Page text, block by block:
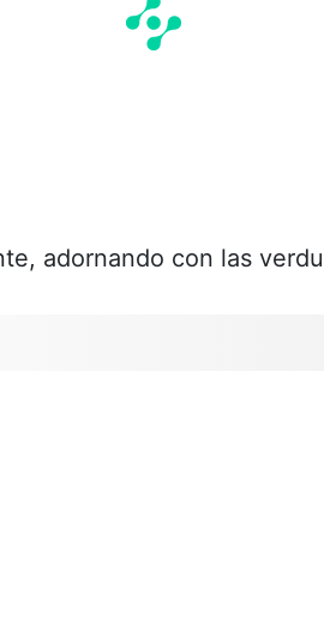
adornando con las